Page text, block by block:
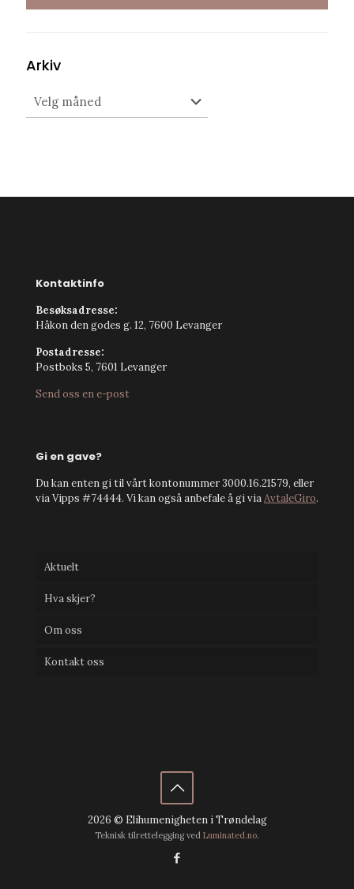
Arkiv
Kontaktinfo
Besøksadresse:
Håkon den godes g. 12, 7600 Levanger
Postadresse:
Postboks 5, 7601 Levanger
Send oss en e-post
Gi en gave?
Du kan enten gi til vårt kontonummer 3000.16.21579, eller
via Vipps #74444. Vi kan også anbefale å gi viaAvtaleGiro.
Aktuelt
Hva skjer?
Om oss
Kontakt oss
2026 © Elihumenigheten i Trøndelag
Teknisk tilrettelegging ved Luminated.no.